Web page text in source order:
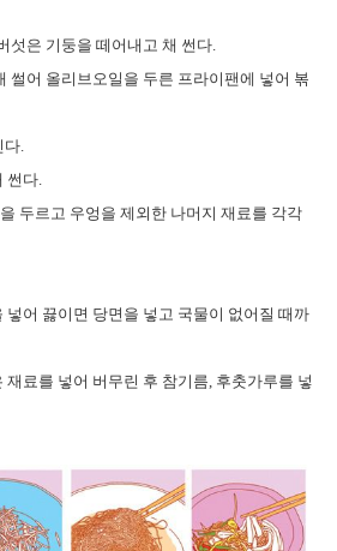
섯은 기둥을 떼어내고 채 썬다.
썰어 올리브오일을 두른 프라이팬에 넣어 볶
.
썬다.
두르고 우엉을 제외한 나머지 재료를 각각
넣어 끓이면 당면을 넣고 국물이 없어질 때까
재료를 넣어 버무린 후 참기름, 후춧가루를 넣